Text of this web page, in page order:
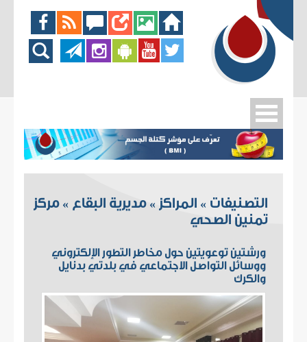
التصنيفات » المراكز » مديرية البقاع » مركز
تمنين الصحي
ورشتين توعويتين حول مخاطر التطور الإلكتروني
ووسائل التواصل الاجتماعي في بلدتي بدنايل
والكرك